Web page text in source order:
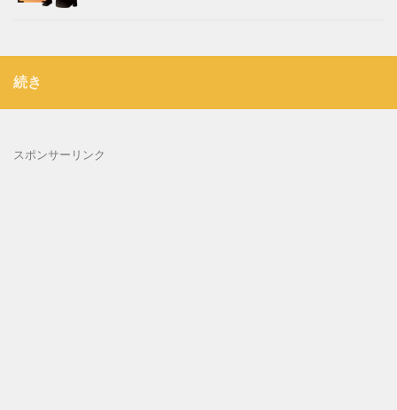
続き
スポンサーリンク